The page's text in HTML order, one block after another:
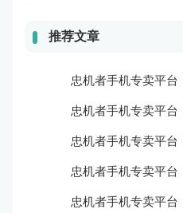
推荐文章
忠机者手机专卖平台